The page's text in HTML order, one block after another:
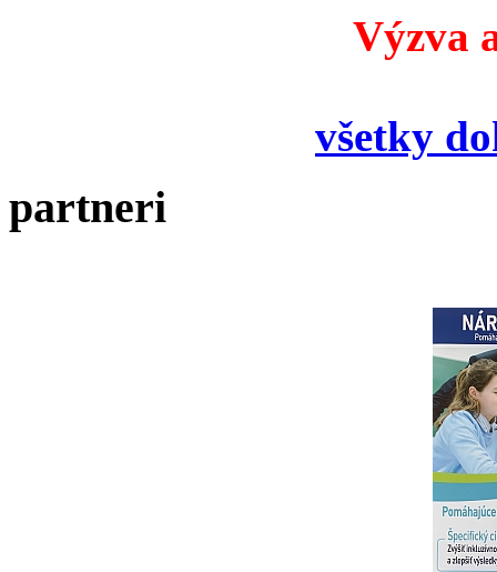
Výzva
všetky
partneri